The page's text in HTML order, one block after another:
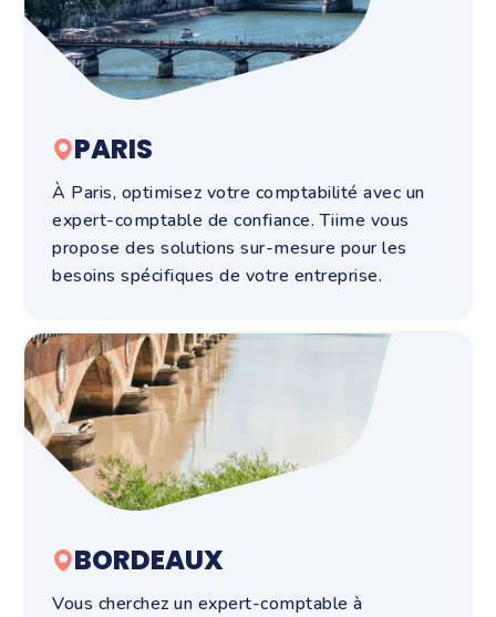
PARIS
À Paris, optimisez votre comptabilité avec un
expert-comptable de confiance. Tiime vous
propose des solutions sur-mesure pour les
besoins spécifiques de votre entreprise.
BORDEAUX
Vous cherchez un expert-comptable à